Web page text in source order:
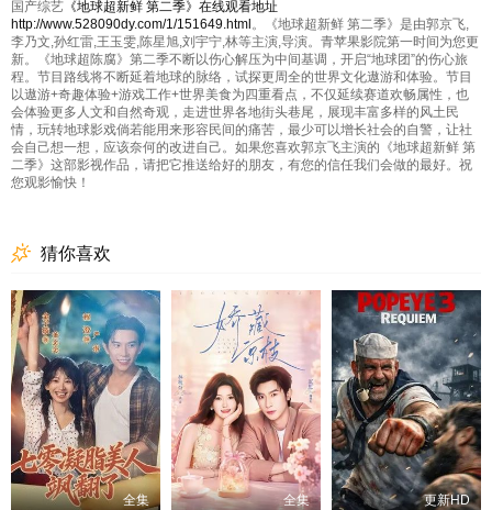
20260806旅行日记第6期 20260808第7期上
国产综艺 《地球超新鲜 第二季》在线观看地址
http://www.528090dy.com/1/151649.html 。《地球超新鲜 第二季》是由郭京飞,
李乃文,孙红雷,王玉雯,陈星旭,刘宇宁,林等主演,导演。青苹果影院第一时间为您更
新。《地球超陈腐》第二季不断以伤心解压为中间基调，开启“地球团”的伤心旅
程。节目路线将不断延着地球的脉络，试探更周全的世界文化遨游和体验。节目
以遨游+奇趣体验+游戏工作+世界美食为四重看点，不仅延续赛道欢畅属性，也
会体验更多人文和自然奇观，走进世界各地街头巷尾，展现丰富多样的风土民
情，玩转地球影戏倘若能用来形容民间的痛苦，最少可以增长社会的自警，让社
会自己想一想，应该奈何的改进自己。如果您喜欢郭京飞主演的《地球超新鲜 第
二季》这部影视作品，请把它推送给好的朋友，有您的信任我们会做的最好。祝
您观影愉快！
猜你喜欢
全集 全集 更新HD